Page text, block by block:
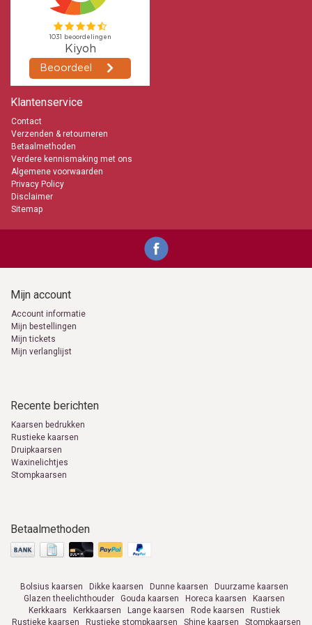
Klantenservice
Contact
Verzenden & retourneren
Betaalmethoden
Verdere kennismaking met ons
Algemene voorwaarden
Privacy Policy
Disclaimer
Sitemap
Mijn account
Account informatie
Mijn bestellingen
Mijn tickets
Mijn verlanglijst
Recente berichten
Kaarsen bedrukken
Rustieke kaarsen
Druipkaarsen
Waxinelichtjes
Stompkaarsen
Betaalmethoden
Bolsius kaarsen Dikke kaarsen Dunne kaarsen
Duurzame kaarsen
Glazen theelichthouder
Gouda kaarsen Horeca kaarsen
Kaarsen
Kerkkaars
Kerkkaarsen Lange kaarsen Rode kaarsen
Rustiek
Rustieke kaarsen
Rustieke stompkaarsen Shine kaarsen Stompkaarsen